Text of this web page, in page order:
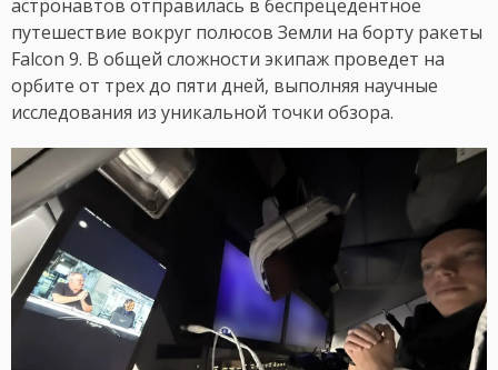
астронавтов отправилась в беспрецедентное
путешествие вокруг полюсов Земли на борту ракеты
Falcon 9. В общей сложности экипаж проведет на
орбите от трех до пяти дней, выполняя научные
исследования из уникальной точки обзора.